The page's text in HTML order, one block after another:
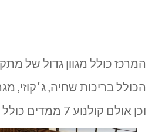
המרכז כולל מגוון גדול של
הכולל בריכות שחיה, ג׳קוזי,
וכן אולם קולנוע 7 ממדים כולל